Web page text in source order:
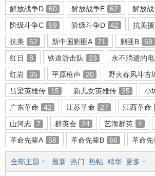
环
画
解放战争D
60 解放战争E 62 解放
阶级斗争C
59 阶级斗争D 42 抗美
抗美
52 新中国剿匪A 71 剿匪B 68
红日
8 铁道游击队 23 永不消逝的
红岩
35 平原枪声 20 野火春风斗古
吕梁英雄传
15 新儿女英雄传 25 小
广东革命
42 江苏革命 27 江西革命
山河志
7 群英会 24 艺海群英 4
革命先辈A
58 革命先辈B 66 革命先
全部主题 最新 热门 热帖 精华 更多